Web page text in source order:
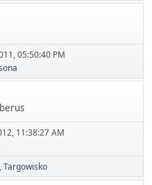
05:50:40 PM
11:38:27 AM
Targowisko